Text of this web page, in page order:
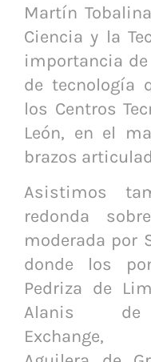
Martín
Ciencia y la
importancia
de tecnología
los Centros
León, en el
brazos
Asistimos
redonda
moderada por
donde los
Pedriza de
Alanis
Exchange,